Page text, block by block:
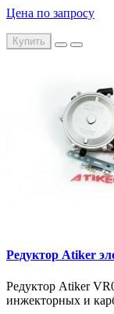
Цена по запросу
Купить
Редуктор Atiker
Редуктор Atiker
инжекторных и